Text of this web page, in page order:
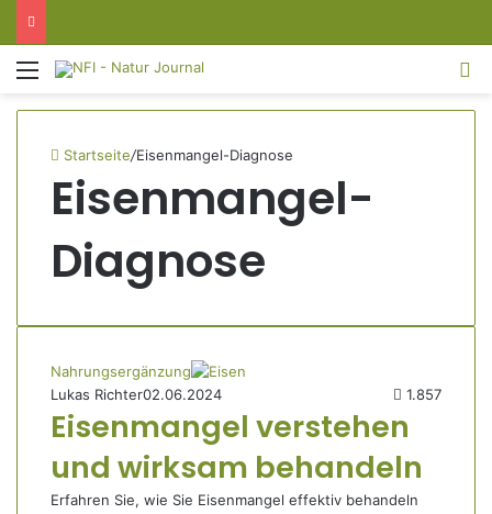
Menü
Startseite/Eisenmangel-Diagnose
Eisenmangel-
Diagnose
Nahrungsergänzung
Lukas Richter02.06.2024 1.857
Eisenmangel verstehen
und wirksam behandeln
Erfahren Sie, wie Sie Eisenmangel effektiv behandeln